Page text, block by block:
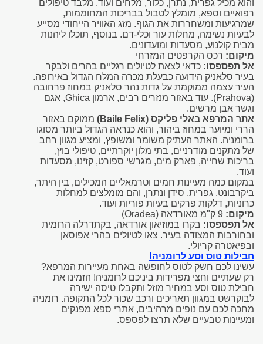
והוא מכיל גפרית, נתרן, כלור, מלחים ועוד. מלבד טיפולים
רפואיים וספא, מומלץ לטבול בבריכות המחוממות,
שמרגיעות ומשחררות את הגוף. מזג האוויר הייחודי מסייע
לבעיות נשימה, מחלות עור וכלי-דם. בנוסף, תוכלו ליהנות
מבית קולנוע, מסעדות ומועדונים.
מיקום: רכס הקרפטים המזרחי
אל תפספסו: כדאי לצאת לטיולים רגליים בהרים ולבקר
בעיר סלאניק הידועה כבעלת מכרה המלח הגדול באירופה.
העיר עצמה ממוקמת על גדות נהר סלאניק במחוז פרחובה
(Prahova). עוד באזור מנזרים רבים, ארמון Ghica, אגם
וגשר אבן מרשים.
אתר המרפא באלי פליקס (Baile Felix)
ממוקם באזור
הררי ומיוער במחוז ביהור, והוא כנראה הגדול ביותר מסוגו
ברומניה. האתר העתיק משומר ומשופץ, ומציע מגוון רחב
של מתקנים מודרניים, בתי מלון יוקרתיים, טיפולי בוץ,
בריכות שחייה, פארק מים, מגרשי ספורט, קזינו, מסעדות
ועוד.
במקום כמה מעיינות חמים וטרמאליים המכילים, בין היתר,
ביקרבונט, גפרית, סידן ונתרן, והם מומלצים למחלות
כרוניות, דלקות פרקים בעיות פוריות ועוד.
מיקום:
אל תפספסו: בקרו במוזיאון אורדאה, בקתדרלה הרומית
ובחורבות המצודה בעיר. צאו לטיולים בהרי אפוסאן
ובפיאטרה קריולי.
חבילות טוס וסע לרומניה!
עשינו לכם חשק לטוס לחופשה באחת מעיירות המרפא?
רק שעתיים וחצי מפרידות ביניכם לרומניה! הזמינו את
חבילת טוס וסע במחיר מוזל ותקבלו טיסה ישירה
לבוקרשט במגוון תאריכים ורכב שכור לכל התקופה. רומניה
מחכה לכם עם נופים מרהיבים, אתרי ספא מפנקים
ומעיינות טבעיים שלא תרצו לפספס.